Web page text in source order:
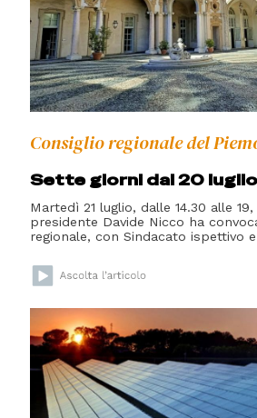
Consiglio regionale del
Sette giorni dal 20 luglio
Martedì 21 luglio, dalle 14.30 alle 19,
presidente Davide Nicco ha
regionale, con Sindacato ispettivo